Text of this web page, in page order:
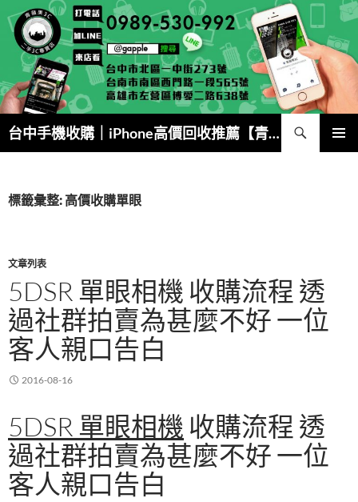
至
內
容
台中手機收購｜iPhone高價回收推薦【青蘋果3C】
搜
尋
標籤彙整: 高價收購單眼
文章列表
5DSR 單眼相機 收購流程 透
過社群拍賣為甚麼不好 一位
客人親口告白
2016-08-16
5DSR 單眼相機 收購流程 透
過社群拍賣為甚麼不好 一位
客人親口告白